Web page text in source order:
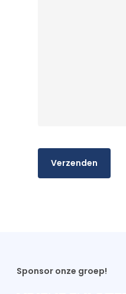
Sponsor onze groep!